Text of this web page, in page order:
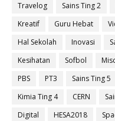
Travelog
Sains Ting 2
Kreatif
Guru Hebat
Hal Sekolah
Inovasi
Kesihatan
Sofbol
PBS
PT3 Sains Ting 5
Kimia Ting 4
CERN
Digital
HESA2018